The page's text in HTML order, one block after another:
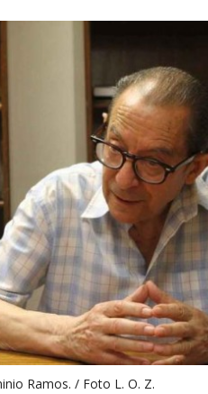
Ramos. / Foto L. O. Z.